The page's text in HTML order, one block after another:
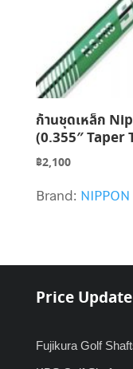
ก้านชุดเหล็ก
(0.355″ Taper
฿2,100
Brand: NIPPON
Price Update
Fujikura Golf